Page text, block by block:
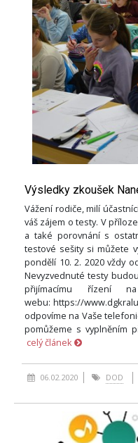
Výsledky zkoušek
Vážení rodiče, milí
váš zájem o testy. V
a také porovnání s
testové sešity si můžete
pondělí 10. 2. 2020 vždy
Nevyzvednuté testy
přijímacímu řízení
webu: https://
odpovíme na Vaše
pomůžeme s vyplněním
celý článek
06.02.2020 DOD